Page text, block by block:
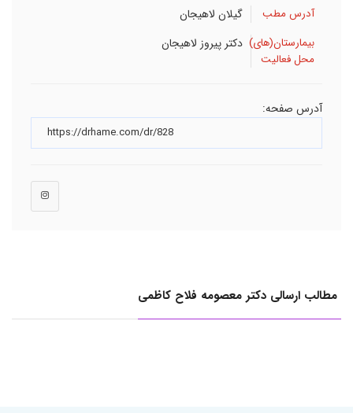
آدرس مطب گیلان لاهیجان
بیمارستان(های)
محل فعالیت
دکتر پیروز لاهیجان
آدرس صفحه:
مطالب ارسالی دکتر معصومه فلاح کاظمی